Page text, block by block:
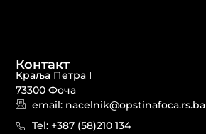
Контакт
Краља Петра I
73300 Фоча
email: nacelnik@opstinafoca.rs.ba
Tel: +387 (58)210 134